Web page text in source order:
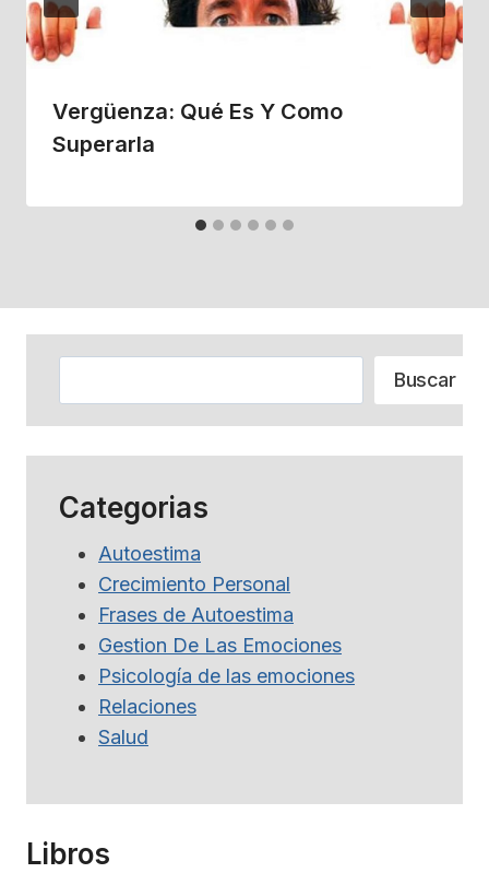
Vergüenza: Qué Es Y Como
Superarla
Buscar
Categorias
Autoestima
Crecimiento Personal
Frases de Autoestima
Gestion De Las Emociones
Psicología de las emociones
Relaciones
Salud
Libros